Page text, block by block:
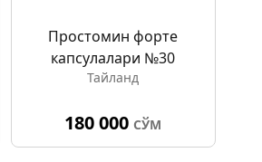
Простомин форте
капсулалари №30
Тайланд
180 000 СЎМ